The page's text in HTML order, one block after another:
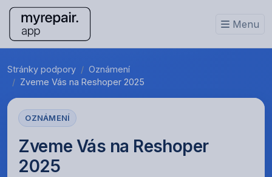
Menu
Stránky podpory
Oznámení
Zveme Vás na Reshoper 2025
OZNÁMENÍ
Zveme Vás na Reshoper
2025